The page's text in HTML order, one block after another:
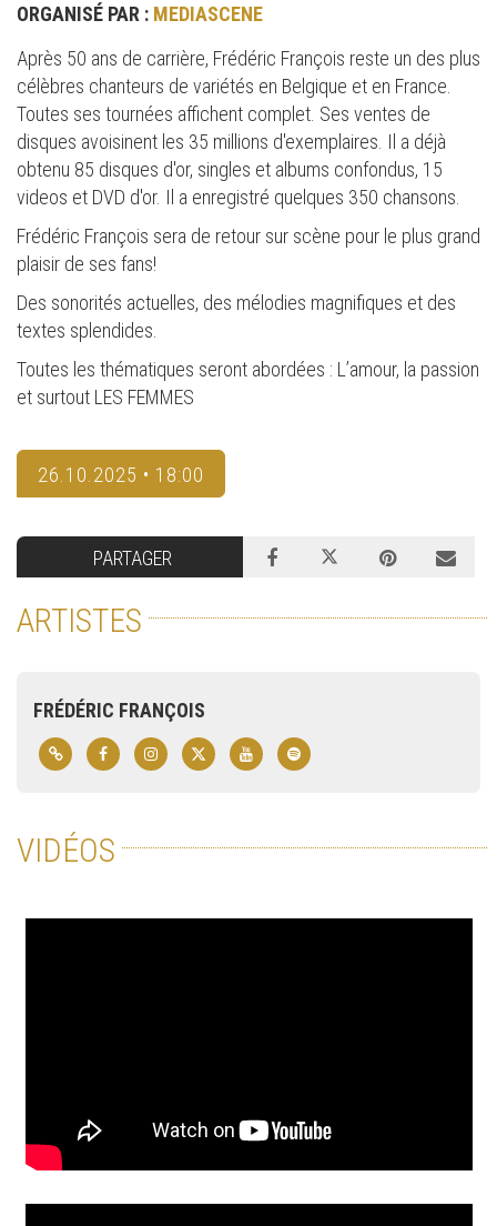
ORGANISÉ PAR : MEDIASCENE
Après 50 ans de carrière, Frédéric François reste un des plus
célèbres chanteurs de variétés en Belgique et en France.
Toutes ses tournées affichent complet. Ses ventes de
disques avoisinent les 35 millions d'exemplaires. Il a déjà
obtenu 85 disques d'or, singles et albums confondus, 15
videos et DVD d'or. Il a enregistré quelques 350 chansons.
Frédéric François sera de retour sur scène pour le plus grand
plaisir de ses fans!
Des sonorités actuelles, des mélodies magnifiques et des
textes splendides.
Toutes les thématiques seront abordées : L’amour, la passion
et surtout LES FEMMES
26.10.2025 • 18:00
PARTAGER
ARTISTES
FRÉDÉRIC FRANÇOIS
VIDÉOS